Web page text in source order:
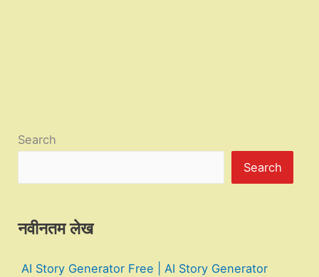
Search
Search
नवीनतम लेख
AI Story Generator Free | AI Story Generator